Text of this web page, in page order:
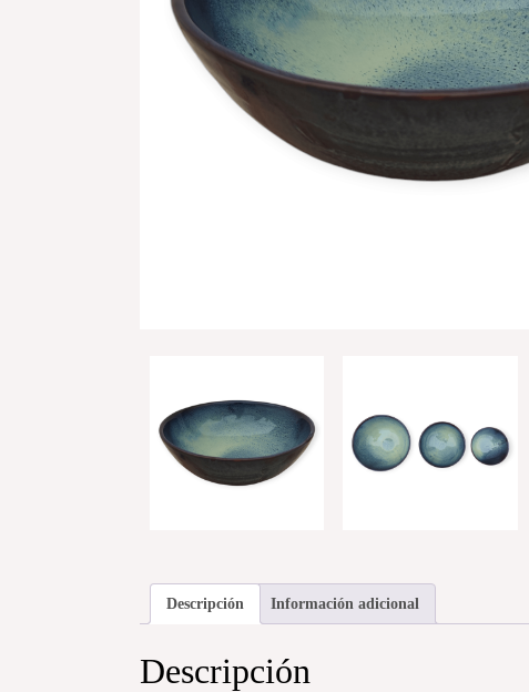
Descripción Información adicional
Descripción